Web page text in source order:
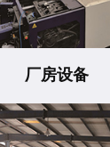
厂房设备